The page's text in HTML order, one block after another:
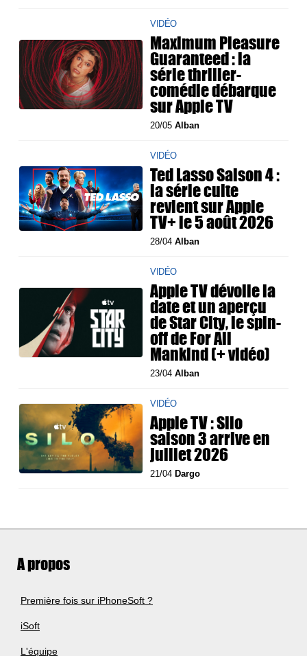
VIDÉO
Maximum Pleasure
Guaranteed : la
série thriller-
comédie débarque
sur Apple TV
20/05Alban
VIDÉO
Ted Lasso Saison 4 :
la série culte
revient sur Apple
TV+ le 5 août 2026
28/04Alban
VIDÉO
Apple TV dévoile la
date et un aperçu
de Star City, le spin-
off de For All
Mankind (+ vidéo)
23/04Alban
VIDÉO
Apple TV : Silo
saison 3 arrive en
juillet 2026
21/04 Dargo
A propos
Première fois sur iPhoneSoft ?
iSoft
L'équipe